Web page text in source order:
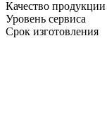
Качество продукции
Уровень сервиса
Срок изготовления